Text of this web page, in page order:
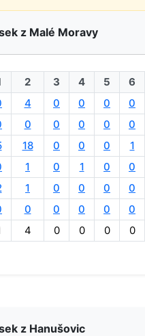
z Malé Moravy
2 3 4 5 6
4 0 0 0 0
0 0 0 0 0
18 0 0 0 1
1 0 1 0 0
1 0 0 0 0
0 0 0 0 0
4 0 0 0 0
z Hanušovic